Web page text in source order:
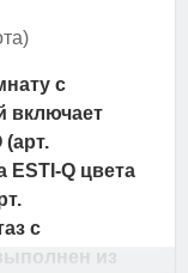
с
включает
(арт.
ESTI-Q цвета
с
из